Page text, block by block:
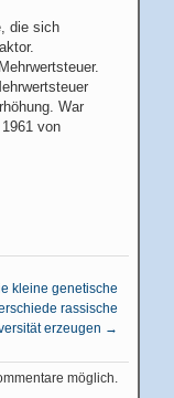
die sich
War
von
kleine genetische
rassische
erzeugen →
möglich.